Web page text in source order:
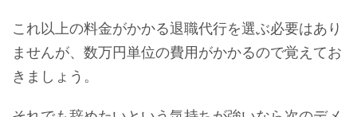
これ以上の料金がかかる退職代行を選ぶ必要はあり
ませんが、数万円単位の費用がかかるので覚えてお
きましょう。